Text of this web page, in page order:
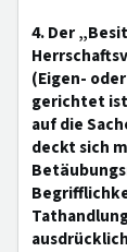
4. Der
(Eigen-
gerichtet
auf die
deckt sich